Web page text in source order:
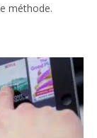
méthode.